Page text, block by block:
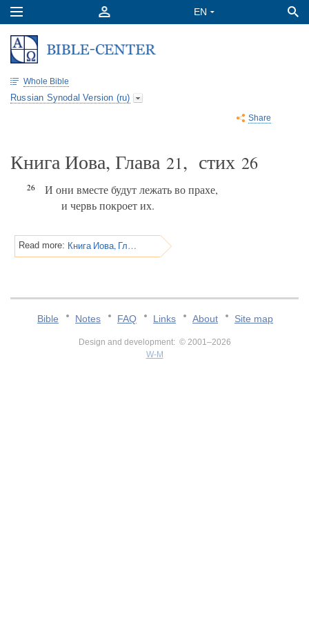
Whole Bible
Russian Synodal Version (ru)
Share
Книга Иова, Глава 21, стих 26
26
И они вместе будут лежать во прахе,
и червь покроет их.
Read more: Книга Иова, Глава 21
Bible Notes FAQ Links About Site map
Design and development: © 2001–2026
W-M